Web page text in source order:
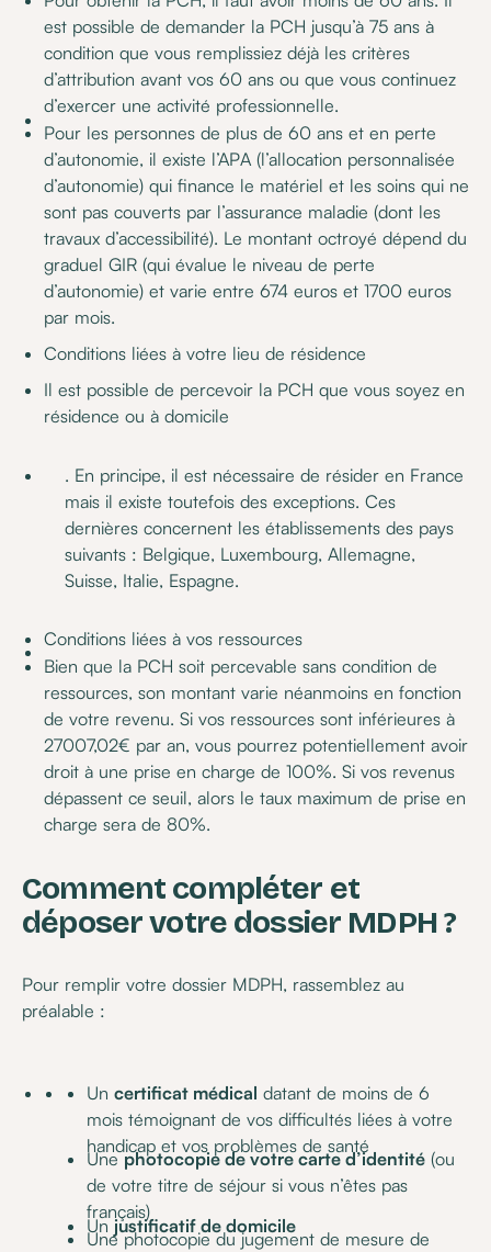
est possible de demander la PCH jusqu’à 75 ans à
condition que vous remplissiez déjà les critères
d’attribution avant vos 60 ans ou que vous continuez
d’exercer une activité professionnelle.
Pour les personnes de plus de 60 ans et en perte
d’autonomie, il existe l’APA (l’allocation personnalisée
d’autonomie) qui finance le matériel et les soins qui ne
sont pas couverts par l’assurance maladie (dont les
travaux d’accessibilité). Le montant octroyé dépend du
graduel GIR (qui évalue le niveau de perte
d’autonomie) et varie entre 674 euros et 1700 euros
par mois.
Conditions liées à votre lieu de résidence
Il est possible de percevoir la PCH que vous soyez en
résidence ou à domicile
. En principe, il est nécessaire de résider en France
mais il existe toutefois des exceptions. Ces
dernières concernent les établissements des pays
suivants : Belgique, Luxembourg, Allemagne,
Suisse, Italie, Espagne.
Conditions liées à vos ressources
Bien que la PCH soit percevable sans condition de
ressources, son montant varie néanmoins en fonction
de votre revenu. Si vos ressources sont inférieures à
27007,02€ par an, vous pourrez potentiellement avoir
droit à une prise en charge de 100%. Si vos revenus
dépassent ce seuil, alors le taux maximum de prise en
charge sera de 80%.
Comment compléter et
déposer votre dossier MDPH ?
Pour remplir votre dossier MDPH, rassemblez au
préalable :
Un certificat médical datant de moins de 6
mois témoignant de vos difficultés liées à votre
handicap et vos problèmes de santé
Unephotocopie de votre carte d’identité(ou
de votre titre de séjour si vous n’êtes pas
français)
Un justificatif de domicile
Une photocopie du jugement de mesure de